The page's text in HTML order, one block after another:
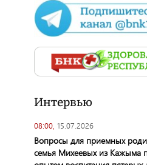
Интервью
08:00, 15.07.2026
Вопросы для приемных
семья Михеевых из Кажыма